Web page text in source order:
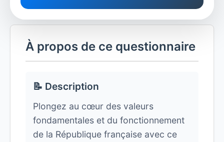
À propos de ce questionnaire
📝 Description
Plongez au cœur des valeurs
fondamentales et du fonctionnement
de la République française avec ce